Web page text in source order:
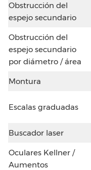
Obstrucción del
espejo secundario
Obstrucción del
espejo secundario
por diámetro / área
Montura
Escalas graduadas
Buscador laser
Oculares Kellner /
Aumentos